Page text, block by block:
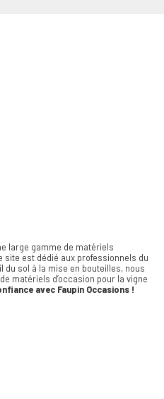
large gamme de matériels
site est dédié aux professionnels du
du sol à la mise en bouteilles, nous
matériels d’occasion pour la vigne
avec Faupin Occasions !